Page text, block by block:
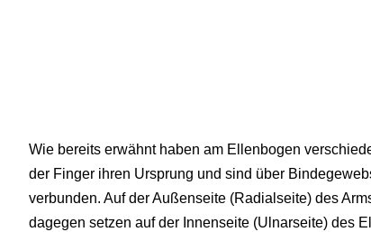
Wie bereits erwähnt haben am Ellenbogen
der Finger ihren Ursprung und sind über
verbunden. Auf der Außenseite (Radialseite) des
dagegen setzen auf der Innenseite (Ulnarseite) des